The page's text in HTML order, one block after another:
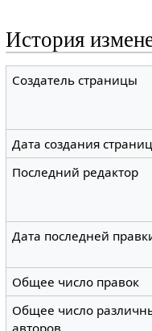
История
Создатель страницы
Дата создания
Последний редактор
Дата последней
Общее число правок
Общее число